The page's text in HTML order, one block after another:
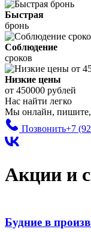
Быстрая
бронь
Соблюдение
сроков
Низкие цены
от 450000 рублей
Нас найти легко
Мы онлайн, пишите,
Позвонить+7
Акции и
Будние в